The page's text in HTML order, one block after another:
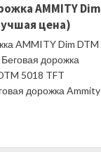
AMMITY Dim
цена)
AMMITY Dim DTM
дорожка
5018 TFT
дорожка Ammity